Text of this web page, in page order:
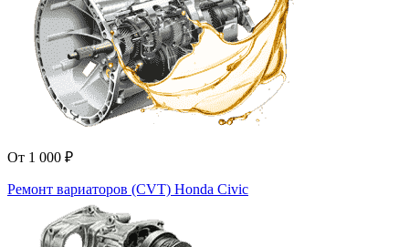
От 1 000 ₽
Ремонт вариаторов (CVT) Honda Civic